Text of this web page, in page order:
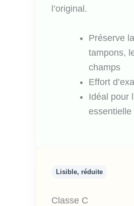
l’original.
Préserve
tampons,
champs
Effort
Idéal pour
essentielle
Lisible, réduite
Classe C